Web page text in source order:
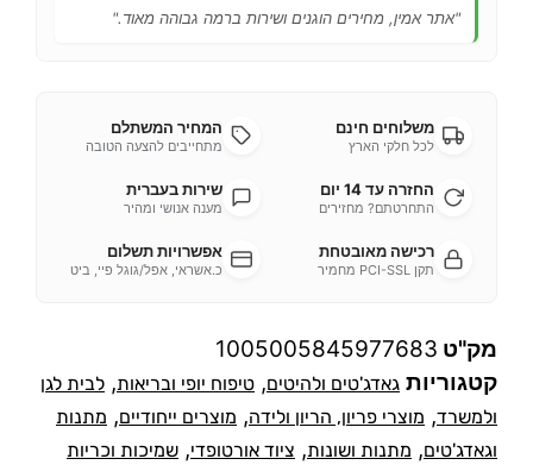
"אתר אמין, מחירים הוגנים ושירות ברמה גבוהה מאוד."
משלוחים חינם
לכל חלקי הארץ
המחיר המשתלם
מתחייבים להצעה הטובה
החזרה עד 14 יום
התחרטתם? מחזירים
שירות בעברית
מענה אנושי ומהיר
רכישה מאובטחת
תקן PCI-SSL מחמיר
אפשרויות תשלום
כ.אשראי, אפל/גוגל פיי, ביט
מק"ט 1005005845977683
קטגוריות גאדג'טים ולהיטים, טיפוח יופי ובריאות, לבית לגן
ולמשרד, מוצרי פריון, הריון ולידה, מוצרים ייחודיים, מתנות
וגאדג'טים, מתנות ושונות, ציוד אורטופדי, שמיכות וכריות